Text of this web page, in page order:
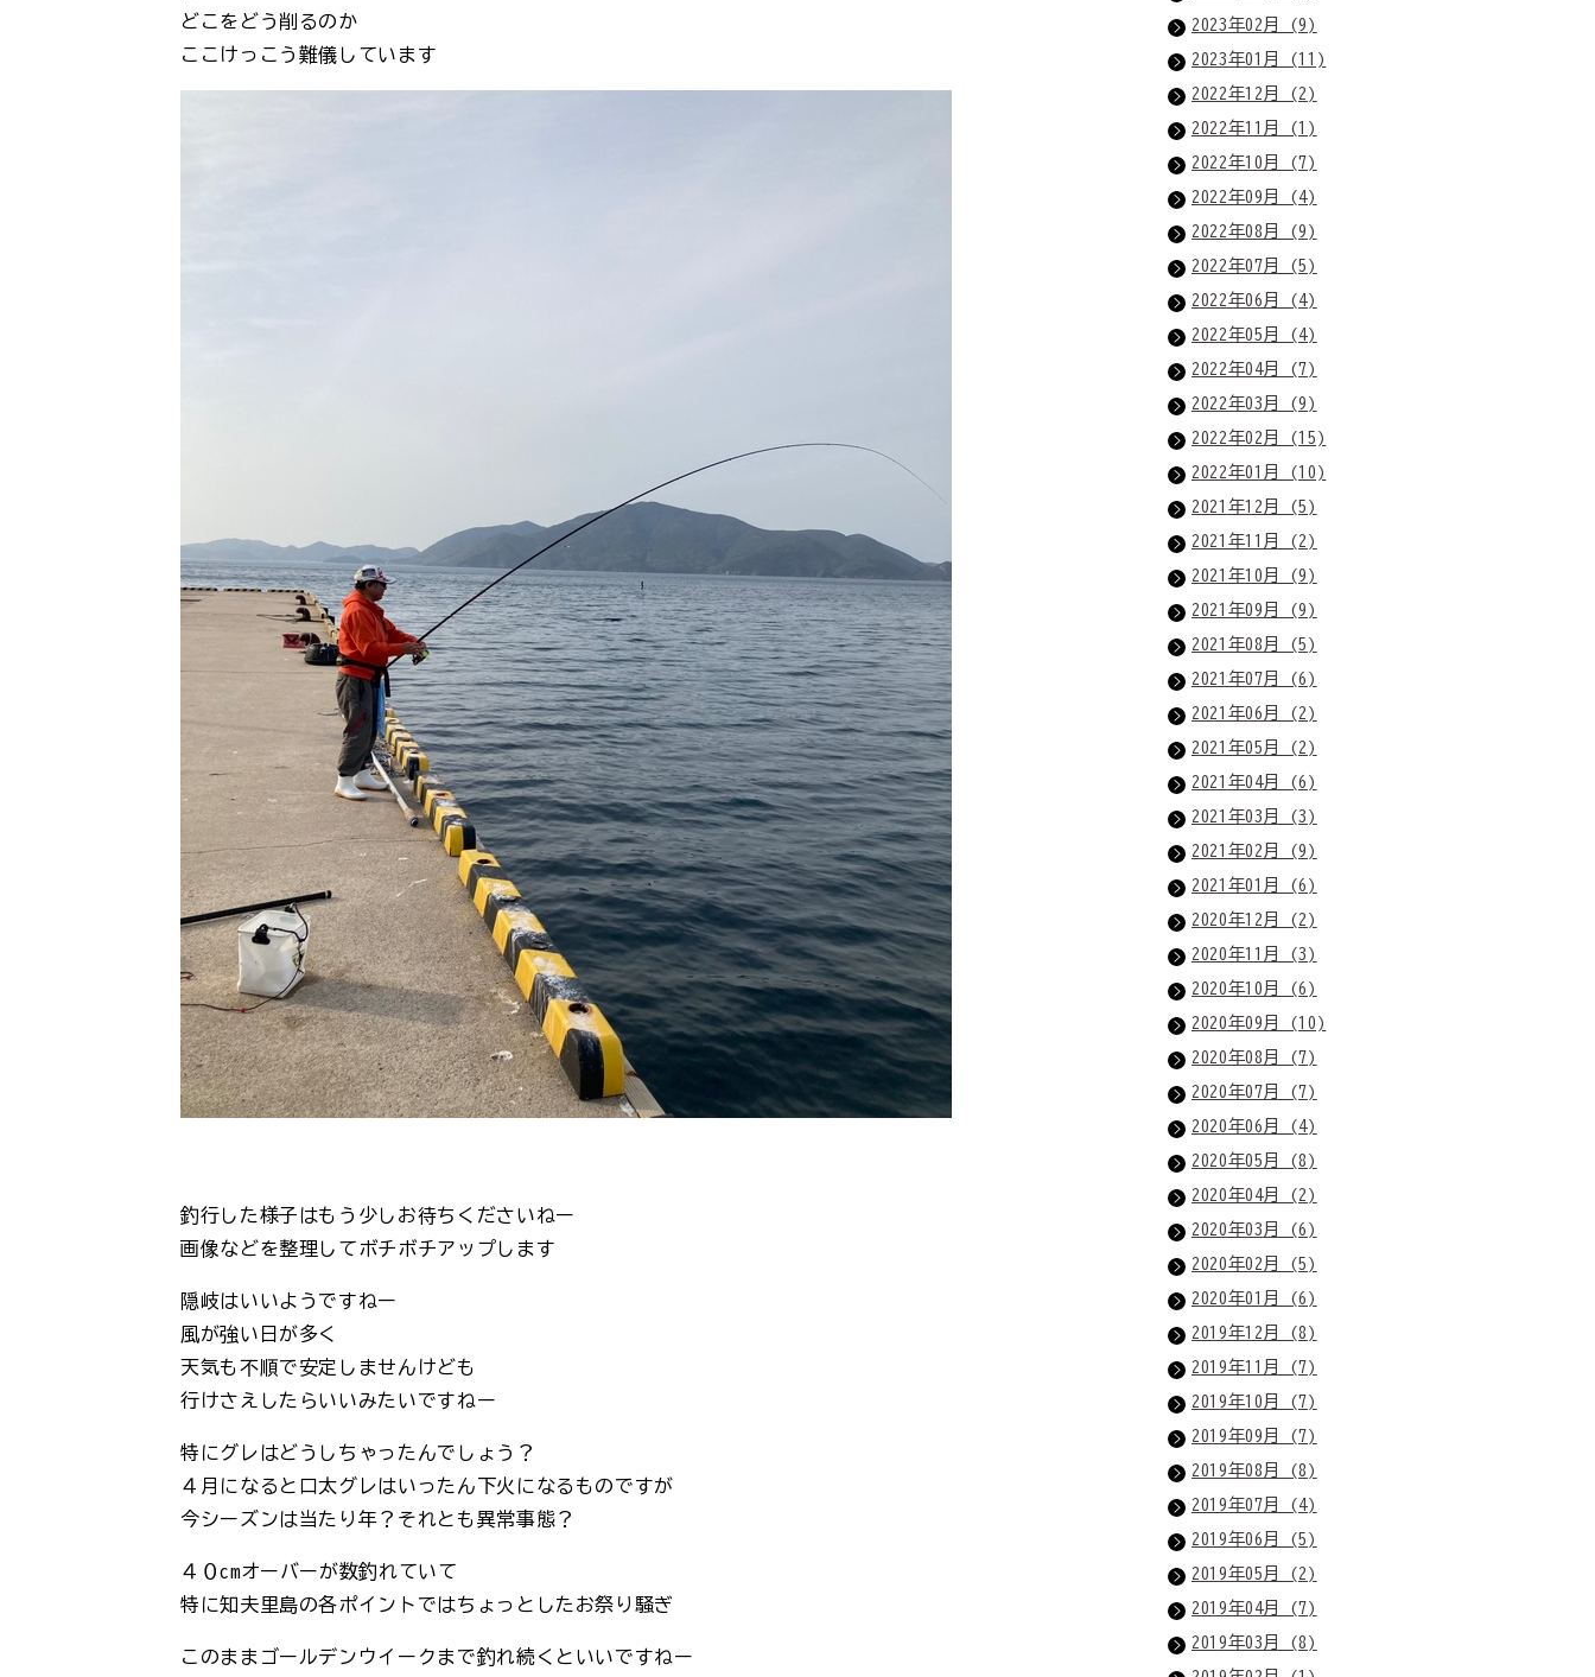
どこをどう削るのか
ここけっこう難儀しています
釣行した様子はもう少しお待ちくださいねー
画像などを整理してボチボチアップします
隠岐はいいようですねー
風が強い日が多く
天気も不順で安定しませんけども
行けさえしたらいいみたいですねー
特にグレはどうしちゃったんでしょう？
４月になると口太グレはいったん下火になるものですが
今シーズンは当たり年？それとも異常事態？
４０cmオーバーが数釣れていて
特に知夫里島の各ポイントではちょっとしたお祭り騒ぎ
このままゴールデンウイークまで釣れ続くといいですねー
2023年02月 (9)
2023年01月 (11)
2022年12月 (2)
2022年11月 (1)
2022年10月 (7)
2022年09月 (4)
2022年08月 (9)
2022年07月 (5)
2022年06月 (4)
2022年05月 (4)
2022年04月 (7)
2022年03月 (9)
2022年02月 (15)
2022年01月 (10)
2021年12月 (5)
2021年11月 (2)
2021年10月 (9)
2021年09月 (9)
2021年08月 (5)
2021年07月 (6)
2021年06月 (2)
2021年05月 (2)
2021年04月 (6)
2021年03月 (3)
2021年02月 (9)
2021年01月 (6)
2020年12月 (2)
2020年11月 (3)
2020年10月 (6)
2020年09月 (10)
2020年08月 (7)
2020年07月 (7)
2020年06月 (4)
2020年05月 (8)
2020年04月 (2)
2020年03月 (6)
2020年02月 (5)
2020年01月 (6)
2019年12月 (8)
2019年11月 (7)
2019年10月 (7)
2019年09月 (7)
2019年08月 (8)
2019年07月 (4)
2019年06月 (5)
2019年05月 (2)
2019年04月 (7)
2019年03月 (8)